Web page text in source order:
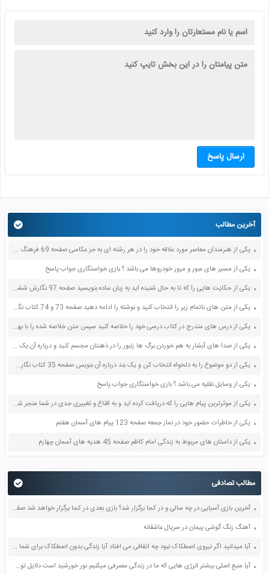
ارسال پاسخ
آخرین مطالب
یکی از هنرمندان معاصر مورد علاقه خود را در هر رشته ای به جز عکاسی صفحه 69 فرهنگ و هنر نهم
یکی از مسیر های عبور و مرور خودروها می باشد ؟ بازی خواستگاری جواب پاسخ
یکی از حکایت هایی را که تا به حال شنیده اید به زبان ساده بنویسید صفحه 97 نگارش ششم دبستان
یکی از متن های ناتمام زیر را انتخاب کنید و نوشته را ادامه دهید صفحه 73 و 74 کتاب نگارش فارسی پنجم دبستان
یکی از درس های مندرج در کتاب درسی خود را خلاصه کنید سپس متن خلاصه شده را با بهره گیری از روش های دسته بندی نمودار جدول نقشه مفهومی نشان دهید صفحه 118 نگارش یازدهم
یکی از صدا های آبشار به هم خوردن برگ ها زنبور را در ذهنتان مجسم کنید و درباره آن یک بند بنویسید صفحه 11 نگارش پنجم
یکی از دو موضوع را به دلخواه انتخاب کن و یک بند درباره آن بنویس صفحه 35 کتاب نگارش فارسی سوم
یکی از وسایل نقلیه می باشد ؟ بازی خواستگاری جواب پاسخ
یکی از موثرترین پیام هایی را که دریافت کرده اید و به اقناع و تغییری جدی در شما منجر شده است برسی کنید و علت این تاثیر گذاری قابل توجه را بنویسید صفحه 52 تفکر و سواد رسانه ای دهم
یکی از خاطرات حضور خود در نماز جمعه صفحه 123 پیام های آسمان هفتم
یکی از داستان های مربوط به زندگی امام کاظم صفحه 45 هدیه های آسمان چهارم
مطالب تصادفی
آخرین بازی آسیایی در چه سالی و در کجا برگزار شد؟ بازی بعدی در کجا برگزار خواهد شد صفحه 118 مطالعات اجتماعی هشتم
آهنگ زنگ گوشی پیمان در سریال عاشقانه
آیا میدانید اگر نیروی اصطکاک نبود چه اتفاقی می افتاد آیا زندگی بدون اصطکاک برای شما قابل تصور است صفحه 59 علوم ششم
آیا منبع اصلی بیشتر انرژی هایی که ما در زندگی مصرفی میکنیم نور خورشید است دلایل توضیح صفحه 71 علوم ششم